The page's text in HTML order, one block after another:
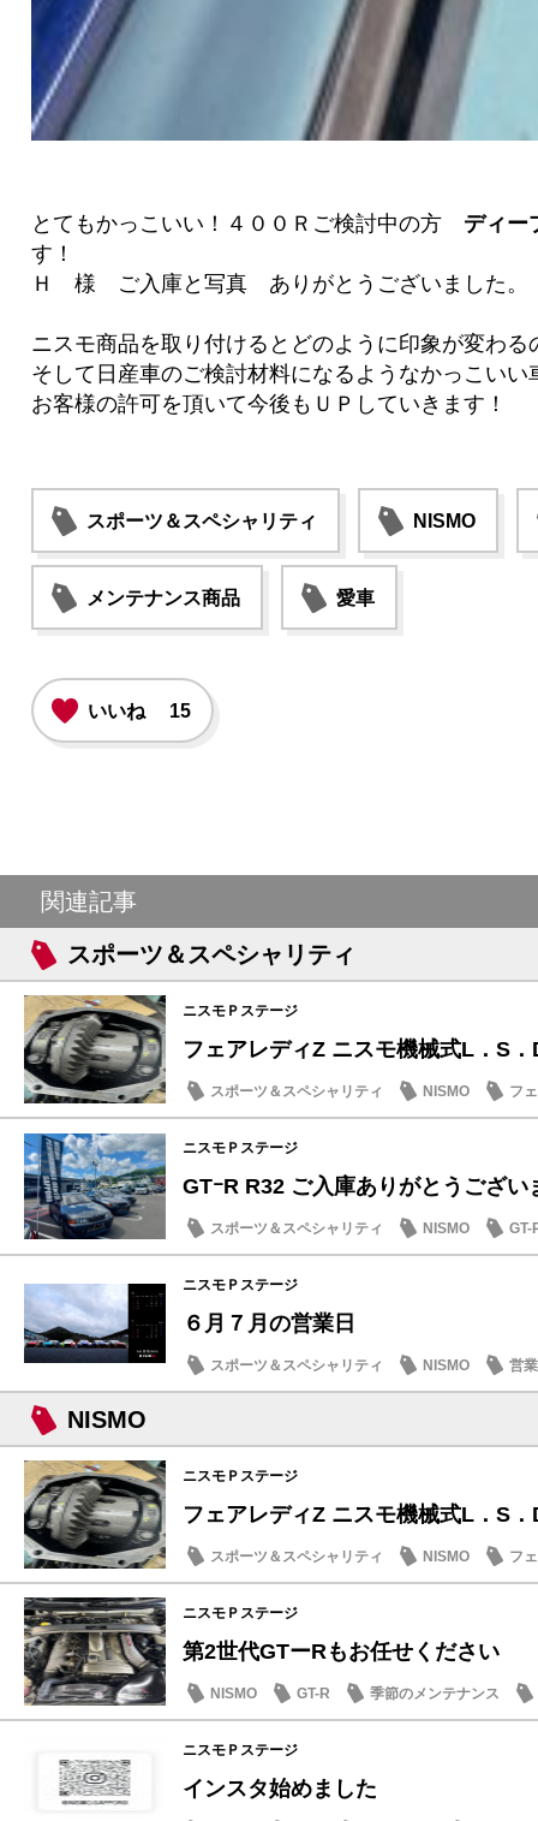
とてもかっこいい！４００Ｒご検討中の方 ディー
す！
Ｈ 様 ご入庫と写真 ありがとうございました。
ニスモ商品を取り付けるとどのように印象が変わる
そして日産車のご検討材料になるようなかっこいい
お客様の許可を頂いて今後もＵＰしていきます！
スポーツ＆スペシャリティ NISMO
メンテナンス商品 愛車
いいね 15
関連記事
スポーツ＆スペシャリティ
ニスモＰステージ
フェアレディZ ニスモ機械式L．S．
スポーツ＆スペシャリティ NISMO
フ
季節のメンテナンス
ニスモＰステージ
GTｰR R32 ご入庫ありがとうござい
スポーツ＆スペシャリティ NISMO GT-
ニスモＰステージ
６月７月の営業日
スポーツ＆スペシャリティ NISMO 営
NISMO
ニスモＰステージ
フェアレディZ ニスモ機械式L．S．
スポーツ＆スペシャリティ NISMO
フ
季節のメンテナンス
ニスモＰステージ
第2世代GTーRもお任せください
NISMO GT-R 季節のメンテナンス
ニスモＰステージ
インスタ始めました